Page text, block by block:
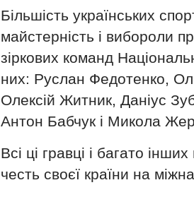
Більшість українських
майстерність і вибороли
зіркових команд
них: Руслан Федотенко,
Олексій Житник, Даніус
Антон Бабчук і Микола
Всі ці гравці і багато
честь своєї країни на